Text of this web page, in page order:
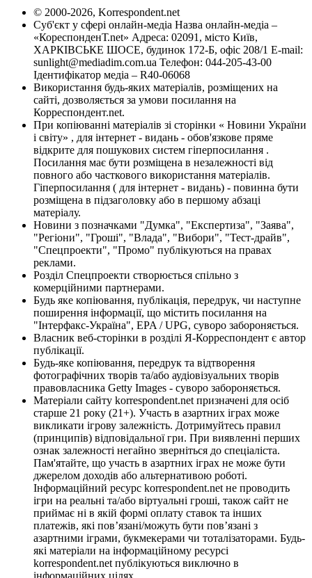
© 2000-2026, Korrespondent.net
Суб'єкт у сфері онлайн-медіа Назва онлайн-медіа –
«КореспонденТ.net» Адреса: 02091, місто Київ,
ХАРКІВСЬКЕ ШОСЕ, будинок 172-Б, офіс 208/1 E-mail:
sunlight@mediadim.com.ua Телефон: 044-205-43-00
Ідентифікатор медіа – R40-06068
Використання будь-яких матеріалів, розміщених на
сайті, дозволяється за умови посилання на
Корреспондент.net.
При копіюванні матеріалів зі сторінки « Новини України
і світу» , для інтернет - видань - обов'язкове пряме
відкрите для пошукових систем гіперпосилання .
Посилання має бути розміщена в незалежності від
повного або часткового використання матеріалів.
Гіперпосилання ( для інтернет - видань) - повинна бути
розміщена в підзаголовку або в першому абзаці
матеріалу.
Новини з позначками "Думка", "Експертиза", "Заява",
"Регіони", "Гроші", "Влада", "Вибори", "Тест-драйв",
"Спецпроекти", "Промо" публікуються на правах
реклами.
Розділ Спецпроекти створюється спільно з
комерційними партнерами.
Будь яке копіювання, публікація, передрук, чи наступне
поширення інформації, що містить посилання на
"Інтерфакс-Україна", EPA / UPG, суворо забороняється.
Власник веб-сторінки в розділі Я-Корреспондент є автор
публікації.
Будь-яке копіювання, передрук та відтворення
фотографічних творів та/або аудіовізуальних творів
правовласника Getty Images - суворо забороняється.
Матеріали сайту korrespondent.net призначені для осіб
старше 21 року (21+). Участь в азартних іграх може
викликати ігрову залежність. Дотримуйтесь правил
(принципів) відповідальної гри. При виявленні перших
ознак залежності негайно зверніться до спеціаліста.
Пам'ятайте, що участь в азартних іграх не може бути
джерелом доходів або альтернативою роботі.
Інформаційний ресурс korrespondent.net не проводить
ігри на реальні та/або віртуальні гроші, також сайт не
приймає ні в якій формі оплату ставок та інших
платежів, які пов’язані/можуть бути пов’язані з
азартними іграми, букмекерами чи тоталізаторами. Будь-
які матеріали на інформаційному ресурсі
korrespondent.net публікуються виключно в
інформаційних цілях.